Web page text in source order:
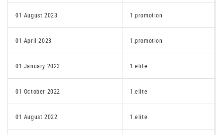
01 August 2023 1.promotion
01 April 2023 1.promotion
01 January 2023 1.elite
01 October 2022 1.elite
01 August 2022 1.elite